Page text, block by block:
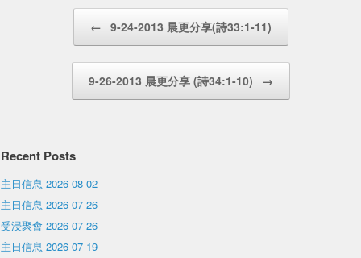
← 9-24-2013 晨更分享(詩33:1-11)
9-26-2013 晨更分享 (詩34:1-10) →
Recent Posts
主日信息 2026-08-02
主日信息 2026-07-26
受浸聚會 2026-07-26
主日信息 2026-07-19